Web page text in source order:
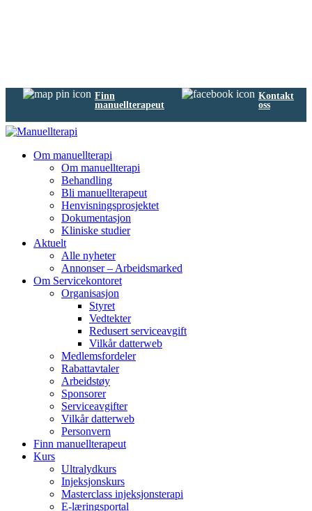
Finn
manuellterapeut
Kontakt
oss
Om manuellterapi
Om manuellterapi
Behandling
Bli manuellterapeut
Henvisningsprosjektet
Dokumentasjon
Kliniske studier
Aktuelt
Alle nyheter
Annonser – Arbeidsmarked
Om Servicekontoret
Organisasjon
Styret
Vedtekter
Redusert serviceavgift
Vilkår datterweb
Medlemsfordeler
Rabattavtaler
Arbeidstøy
Sponsorer
Serviceavgifter
Vilkår datterweb
Personvern
Finn manuellterapeut
Kurs
Ultralydkurs
Injeksjonskurs
Masterclass injeksjonsterapi
E-læringsportal